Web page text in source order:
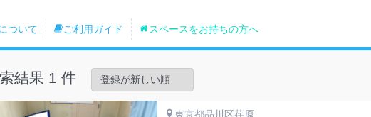
ついて ご利用ガイド スペースをお持ちの方へ
結果 1 件
東京都品川区荏原